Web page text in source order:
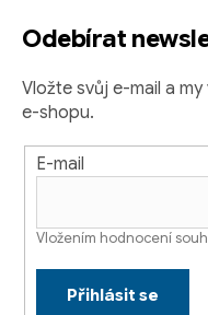
Odebírat
Vložte svůj e-mail a
e-shopu.
E-mail
Vložením hodnocení
Přihlásit se